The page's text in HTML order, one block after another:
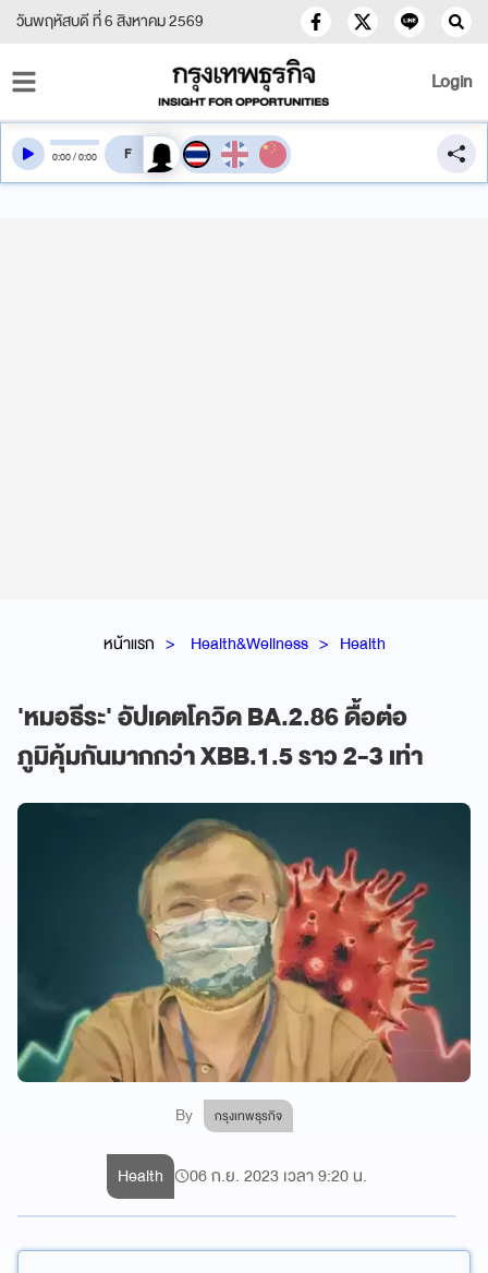
วันพฤหัสบดี ที่ 6 สิงหาคม 2569
Login
หน้าแรก Health&Wellness Health
'หมอธีระ' อัปเดตโควิด BA.2.86 ดื้อต่อ
ภูมิคุ้มกันมากกว่า XBB.1.5 ราว 2-3 เท่า
By กรุงเทพธุรกิจ
0:00/0:00 สลับเสียงอ่าน
Health 06 ก.ย. 2023 เวลา 9:20 น.